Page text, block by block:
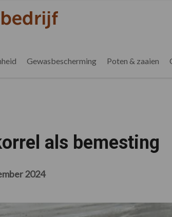
Gewasbescherming Poten & zaaien
als bemesting
2024